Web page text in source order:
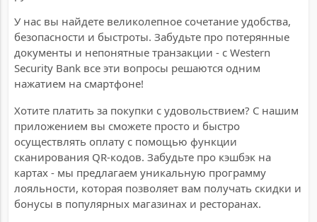
У нас вы найдете великолепное сочетание удобства,
безопасности и быстроты. Забудьте про потерянные
документы и непонятные транзакции - с Western
Security Bank все эти вопросы решаются одним
нажатием на смартфоне!
Хотите платить за покупки с удовольствием? С нашим
приложением вы сможете просто и быстро
осуществлять оплату с помощью функции
сканирования QR-кодов. Забудьте про кэшбэк на
картах - мы предлагаем уникальную программу
лояльности, которая позволяет вам получать скидки и
бонусы в популярных магазинах и ресторанах.